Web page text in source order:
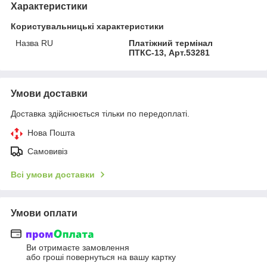
Характеристики
Користувальницькі характеристики
Назва RU
Платіжний термінал
ПТКС-13, Арт.53281
Умови доставки
Доставка здійснюється тільки по передоплаті.
Нова Пошта
Самовивіз
Всі умови доставки
Умови оплати
Ви отримаєте замовлення
або гроші повернуться на вашу картку